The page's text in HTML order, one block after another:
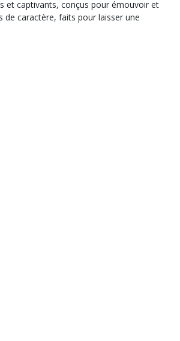
et captivants, conçus pour émouvoir et
de caractère, faits pour laisser une